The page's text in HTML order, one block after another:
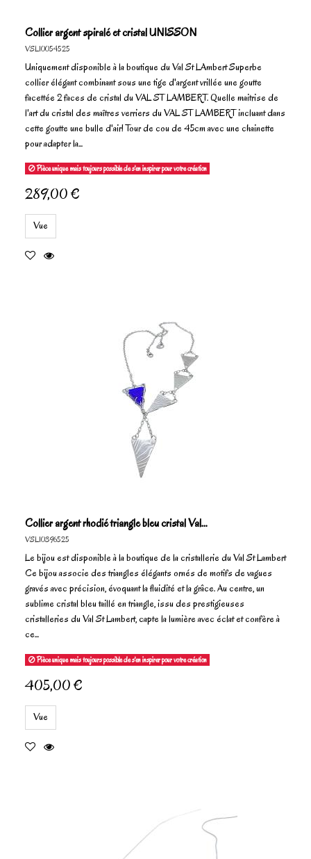
Collier argent spiralé et cristal UNISSON
VSL10054525
Uniquement disponible à la boutique du Val St LAmbert Superbe
collier élégant combinant sous une tige d'argent vrillée une goutte
facettée 2 faces de cristal du VAL ST LAMBERT. Quelle maitrise de
l'art du cristal des maîtres verriers du VAL ST LAMBERT incluant dans
cette goutte une bulle d'air! Tour de cou de 45cm avec une chainette
pour adapter la...
Pièce unique mais toujours possible de s'en inspirer pour votre création
289,00 €
Vue
Collier argent rhodié triangle bleu cristal Val...
VSL10396525
Le bijou est disponible à la boutique de la cristallerie du Val St Lambert
Ce bijou associe des triangles élégants ornés de motifs de vagues
gravés avec précision, évoquant la fluidité et la grâce. Au centre, un
sublime cristal bleu taillé en triangle, issu des prestigieuses
cristalleries du Val St Lambert, capte la lumière avec éclat et confère à
ce...
Pièce unique mais toujours possible de s'en inspirer pour votre création
405,00 €
Vue